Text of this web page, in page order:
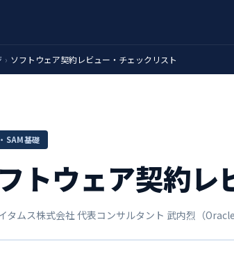
› ソフトウェア契約レビュー・チェックリスト
SAM基礎
トウェア契約レ
タムス株式会社 代表コンサルタント 武内烈（